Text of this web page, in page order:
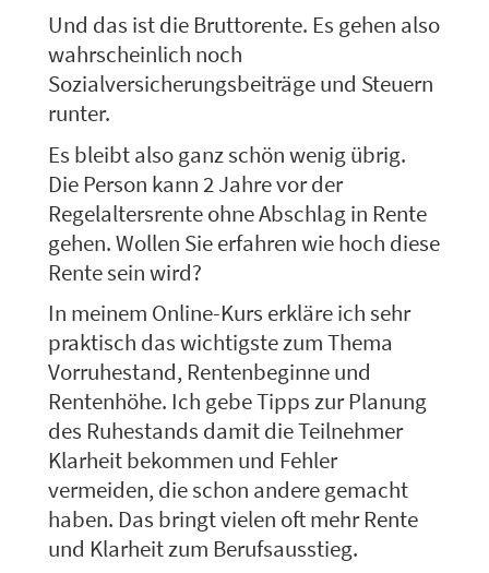
Und das ist die Bruttorente. Es gehen also
wahrscheinlich noch
Sozialversicherungsbeiträge und Steuern
runter.
Es bleibt also ganz schön wenig übrig.
Die Person kann 2 Jahre vor der
Regelaltersrente ohne Abschlag in Rente
gehen. Wollen Sie erfahren wie hoch diese
Rente sein wird?
In meinem Online-Kurs erkläre ich sehr
praktisch das wichtigste zum Thema
Vorruhestand, Rentenbeginne und
Rentenhöhe. Ich gebe Tipps zur Planung
des Ruhestands damit die Teilnehmer
Klarheit bekommen und Fehler
vermeiden, die schon andere gemacht
haben. Das bringt vielen oft mehr Rente
und Klarheit zum Berufsausstieg.